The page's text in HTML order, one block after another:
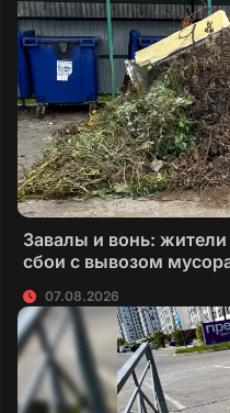
Завалы и вонь:
сбои с вывозом
07.08.2026